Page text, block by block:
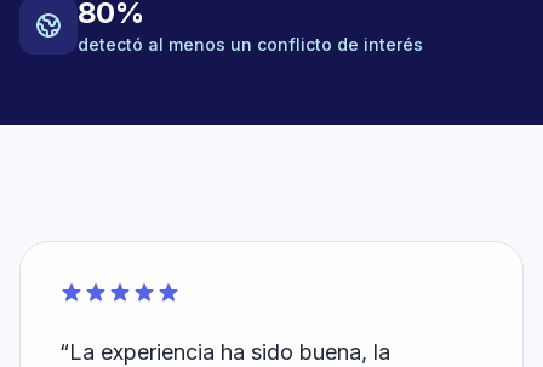
80%
detectó al menos un conflicto de interés
“La experiencia ha sido buena, la